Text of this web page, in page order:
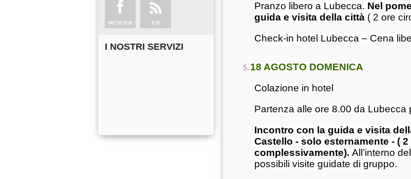
FACEBOOK RSS
I NOSTRI SERVIZI
Pranzo libero a Lubecca. Nel
guida e visita della città ( 2 ore
Check-in hotel Lubecca – Cena
18 AGOSTO DOMENICA
Colazione in hotel
Partenza alle ore 8.00 da Lubecca
Incontro con la guida e visita
Castello - solo esternamente - (
complessivamente). All’interno
possibili visite guidate di gruppo.